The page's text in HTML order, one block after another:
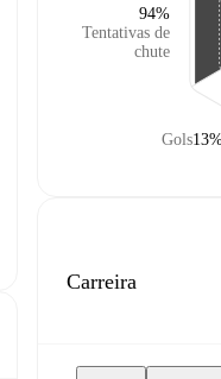
Tentativas de
chute
94%
Gols
Carreira